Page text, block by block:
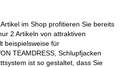
im Shop profitieren Sie bereits
2 Artikeln von attraktiven
beispielsweise für
TEAMDRESS, Schlupfjacken
ist so gestaltet, dass Sie